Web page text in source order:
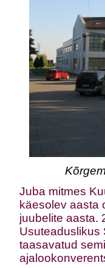
Juba mitmes
käesolev aasta
juubelite aasta.
Usuteaduslikus
taasavatud